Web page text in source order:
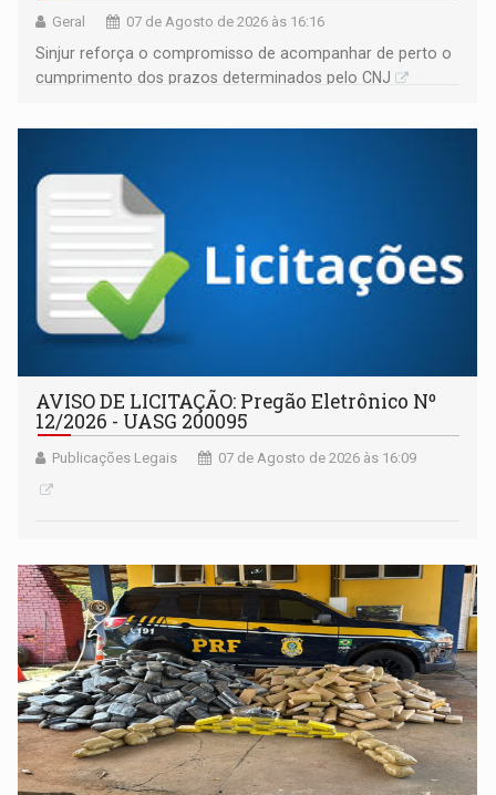
Geral 07 de Agosto de 2026 às 16:16
Sinjur reforça o compromisso de acompanhar de perto o
cumprimento dos prazos determinados pelo CNJ
AVISO DE LICITAÇÃO: Pregão Eletrônico Nº
12/2026 - UASG 200095
Publicações Legais 07 de Agosto de 2026 às 16:09